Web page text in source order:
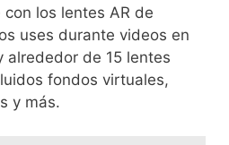
los lentes AR de
uses durante videos en
alrededor de 15 lentes
fondos virtuales,
y más.